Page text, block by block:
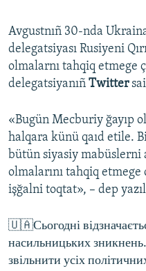
RFE/RS bütün saytları
Avgustnıñ 30-nda
delegatsiyası Rusiyeni
olmalarnı tahqiq etmege
delegatsiyanıñ Twitter
«Bugün Mecburiy ğayıp
halqara künü qaıd etile.
bütün siyasiy mabüslerni
olmalarını tahqiq etmege
işğalni toqtat», – dep
🇺🇦Сьогодні
насильницьких
звільнити усіх